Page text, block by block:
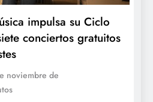
impulsa su Ciclo
conciertos gratuitos
noviembre de